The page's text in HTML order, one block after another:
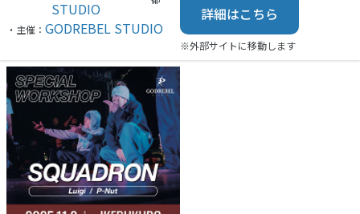
STUDIO
・主催： GODREBEL STUDIO
詳細はこちら
※外部サイトに移動します